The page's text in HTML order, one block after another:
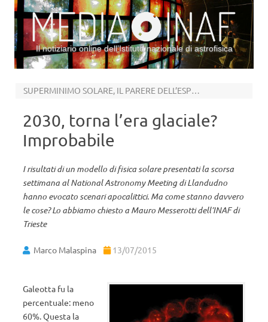
Il notiziario online dell’Istituto nazionale di astrofisica
SUPERMINIMO SOLARE, IL PARERE DELL’ESPERTO
2030, torna l’era glaciale?
Improbabile
I risultati di un modello di fisica solare presentati la scorsa
settimana al National Astronomy Meeting di Llandudno
hanno evocato scenari apocalittici. Ma come stanno davvero
le cose? Lo abbiamo chiesto a Mauro Messerotti dell’INAF di
Trieste
Marco Malaspina 13/07/2015
Galeotta fu la
percentuale: meno
60%. Questa la